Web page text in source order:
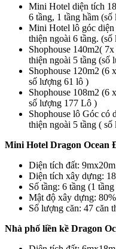
Mini Hotel diện tích
6 tầng, 1 tầng hầm
Mini Hotel lô góc diện
thiện ngoài 6 tầng.
Shophouse 140m2(
thiện ngoài 5 tầng (số
Shophouse 120m2 (6
số lượng 61 lô )
Shophouse 108m2 (6
số lượng 177 Lô )
Shophouse lô Góc có
thiện ngoài 5 tầng (
Mini Hotel Dragon Ocean
Diện tích đất: 9mx20m
Diện tích xây dựng:
Số tầng: 6 tầng (1
Mật độ xây dựng: 80%
Số lượng căn: 47 căn
Nhà phố liền kề Dragon